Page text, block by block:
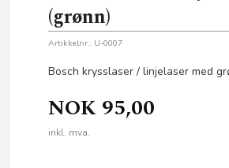
(grønn)
Artikkelnr.: U-0007
Bosch krysslaser / linjelaser med
NOK 95,00
inkl. mva.